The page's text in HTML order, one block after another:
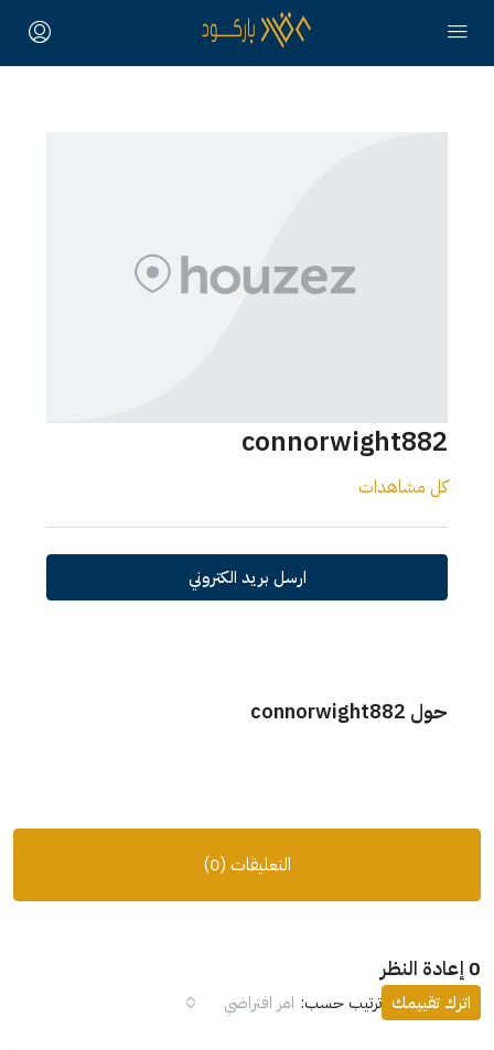
connorwight882
كل مشاهدات
ارسل بريد الكتروني
حول connorwight882
التعليقات (0)
0 إعادة النظر
ترتيب حسب: امر افتراضي اترك تقييمك